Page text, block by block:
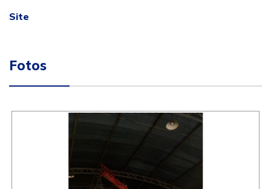
Site
Fotos